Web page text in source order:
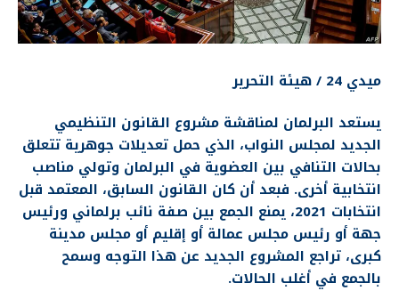
ميدي 24 / هيئة التحرير
يستعد البرلمان لمناقشة مشروع القانون التنظيمي
الجديد لمجلس النواب، الذي حمل تعديلات جوهرية تتعلق
بحالات التنافي بين العضوية في البرلمان وتولي مناصب
انتخابية أخرى. فبعد أن كان القانون السابق، المعتمد قبل
انتخابات 2021، يمنع الجمع بين صفة نائب برلماني ورئيس
جهة أو رئيس مجلس عمالة أو إقليم أو مجلس مدينة
كبرى، تراجع المشروع الجديد عن هذا التوجه وسمح
بالجمع في أغلب الحالات.